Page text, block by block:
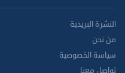
النشرة البريدية
من نحن
سياسة الخصوصية
تواصل معنا